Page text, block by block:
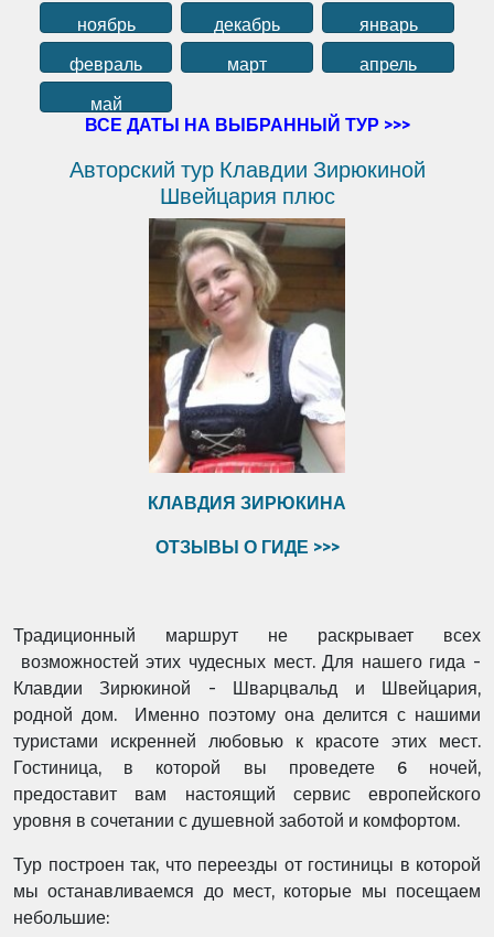
ноябрь
декабрь
январь
февраль
март
апрель
май
ВСЕ ДАТЫ НА ВЫБРАННЫЙ ТУР >>>
Авторский тур Клавдии Зирюкиной
Швейцария плюс
КЛАВДИЯ ЗИРЮКИНА
ОТЗЫВЫ О ГИДЕ >>>
Традиционный маршрут не раскрывает всех
возможностей этих чудесных мест. Для нашего гида -
Клавдии Зирюкиной - Шварцвальд и Швейцария,
родной дом. Именно поэтому она делится с нашими
туристами искренней любовью к красоте этих мест.
Гостиница, в которой вы проведете 6 ночей,
предоставит вам настоящий сервис европейского
уровня в сочетании с душевной заботой и комфортом.
Тур построен так, что переезды от гостиницы в которой
мы останавливаемся до мест, которые мы посещаем
небольшие: